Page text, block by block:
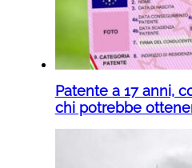
Patente a 17 anni,
chi potrebbe